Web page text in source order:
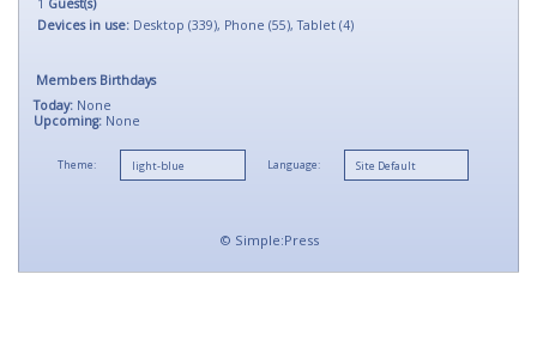
1 Guest(s)
Devices in use: Desktop (339), Phone (55), Tablet (4)
Members Birthdays
Today: None
Upcoming: None
Theme: Language:
© Simple:Press